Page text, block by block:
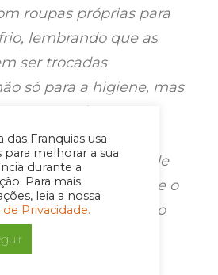
das Franquias usa
para melhorar a sua
durante a
Para mais
leia a nossa
Privacidade.
roupas próprias para
lembrando que as
ser trocadas
só para a higiene, mas
a pelagem ou
úmidas. Deve-se
em todos os tipos de
já que, durante o
a perder calor do
o peso”